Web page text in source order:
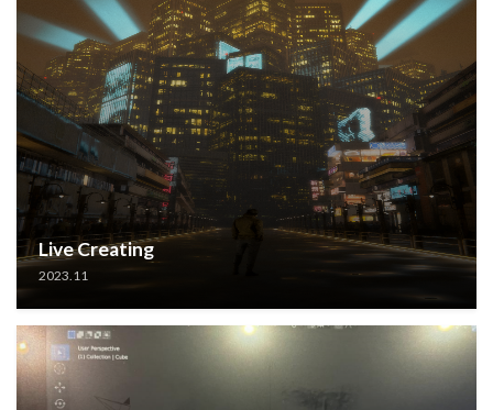
Live Creating
2023.11